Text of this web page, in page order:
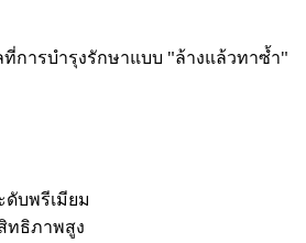
การบำรุงรักษาแบบ "ล้างแล้วทาซ้ำ"
บพรีเมียม
ทธิภาพสูง